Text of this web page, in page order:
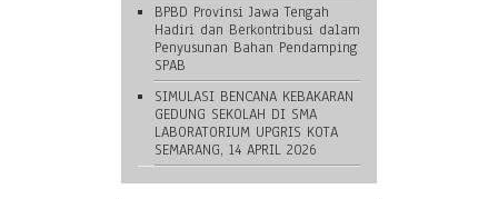
BPBD Provinsi Jawa Tengah
Hadiri dan Berkontribusi dalam
Penyusunan Bahan Pendamping
SPAB
SIMULASI BENCANA KEBAKARAN
GEDUNG SEKOLAH DI SMA
LABORATORIUM UPGRIS KOTA
SEMARANG, 14 APRIL 2026